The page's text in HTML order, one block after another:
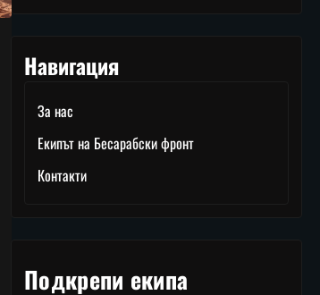
Навигация
За нас
Екипът на Бесарабски фронт
Контакти
Подкрепи екипа